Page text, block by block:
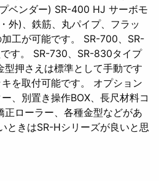
ベンダー) SR-400 HJ サーボモ
外)、鉄筋、丸パイプ、フラッ
工が可能です。 SR-700、SR-
す。 SR-730、SR-830タイプ
型押さえは標準として手動です
を取付可能です。 オプション
、別置き操作BOX、長尺材料コ
正ローラー、各種金型などがあ
ときはSR-Hシリーズが良いと思